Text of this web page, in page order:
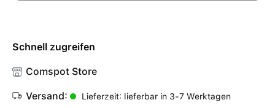
Schnell zugreifen
Comspot Store
Versand: Lieferzeit: lieferbar in 3-7 Werktagen